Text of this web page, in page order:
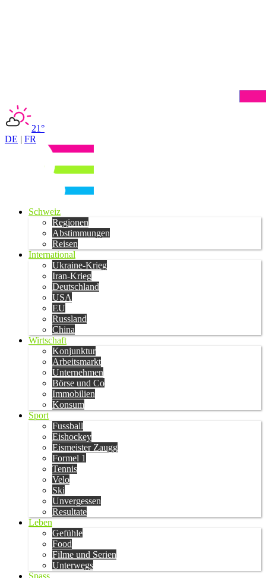
21°
DE | FR
Schweiz
Regionen
Abstimmungen
Reisen
International
Ukraine-Krieg
Iran-Krieg
Deutschland
USA
EU
Russland
China
Wirtschaft
Konjunktur
Arbeitsmarkt
Unternehmen
Börse und Co
Immobilien
Konsum
Sport
Fussball
Eishockey
Eismeister Zaugg
Formel 1
Tennis
Velo
Ski
Unvergessen
Resultate
Leben
Gefühle
Food
Filme und Serien
Unterwegs
Spass